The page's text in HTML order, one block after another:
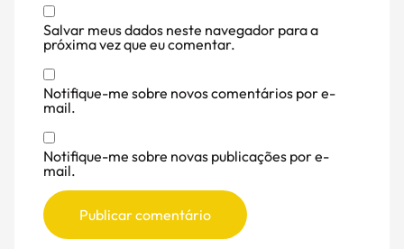
Salvar meus dados neste navegador para a
próxima vez que eu comentar.
Notifique-me sobre novos comentários por e-
mail.
Notifique-me sobre novas publicações por e-
mail.